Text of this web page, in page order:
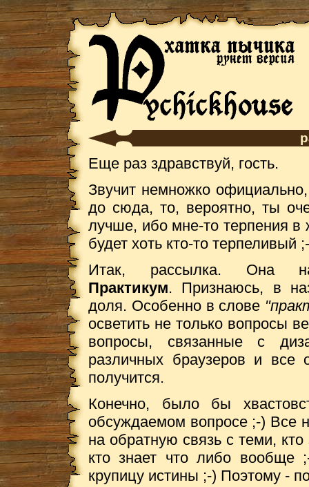
Еще раз здравствуй, гость.
Звучит немножко
до сюда, то, вероятно, ты
лучше, ибо мне-то терпения в
будет хоть кто-то терпеливый
Итак, рассылка. Она
Практикум. Признаюсь, в
доля. Особенно в слове
осветить не только вопросы
вопросы, связанные с
различных браузеров и все
получится.
Конечно, было бы
обсуждаемом вопросе ;-) Все
на обратную связь с теми,
кто знает что либо
крупицу истины ;-) Поэтому -